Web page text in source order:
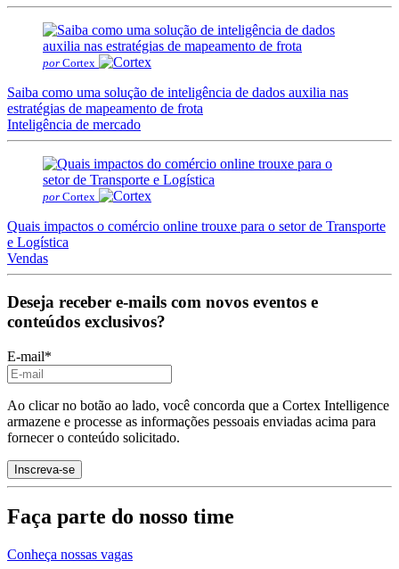
por Cortex
Saiba como uma solução de inteligência de dados auxilia nas
estratégias de mapeamento de frota
Inteligência de mercado
por Cortex
Quais impactos o comércio online trouxe para o setor de Transporte
e Logística
Vendas
Deseja receber e-mails com novos eventos e
conteúdos exclusivos?
E-mail*
Ao clicar no botão ao lado, você concorda que a Cortex Intelligence
armazene e processe as informações pessoais enviadas acima para
fornecer o conteúdo solicitado.
Faça parte do nosso time
Conheça nossas vagas